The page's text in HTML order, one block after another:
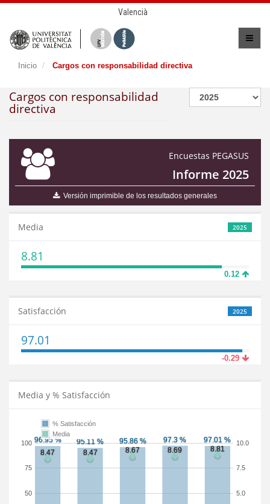
Valencià
Inicio Cargos con responsabilidad directiva
Cargos con responsabilidad
directiva
Encuestas PEGASUS
Informe 2025
Versión imprimible de los resultados generales
2025
Media
8.81
0.12
2025
Satisfacción
97.01
-0.29
Media y % Satisfacción
50
75
100
5.0
7.5
10.0
% Satisfacción
Media